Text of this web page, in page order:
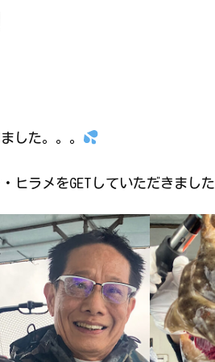
した。。。
ヒラメをGETしていただきました